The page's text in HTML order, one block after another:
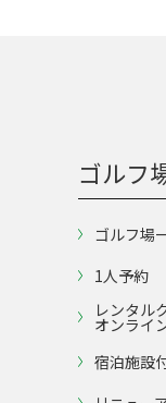
ゴルフ
ゴルフ場
1人予約
レンタル
オンライ
宿泊施設